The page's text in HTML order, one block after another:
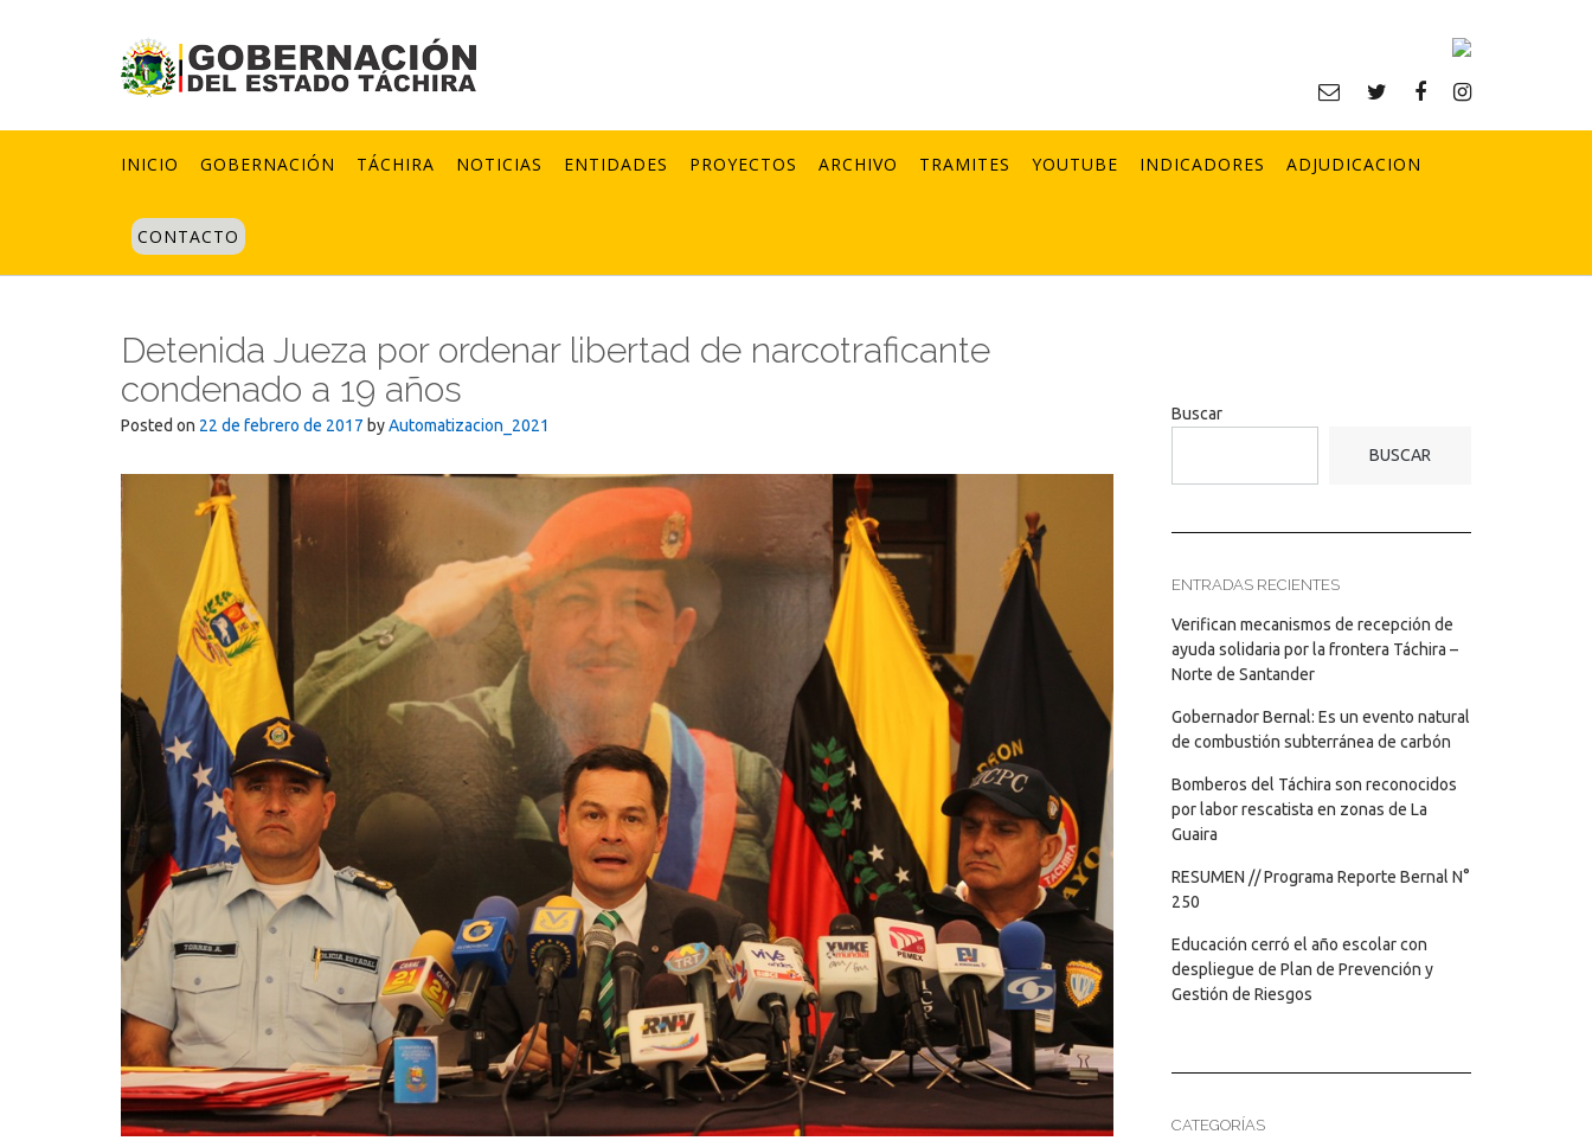
INICIO GOBERNACIÓN TÁCHIRA NOTICIAS ENTIDADES PROYECTOS ARCHIVO TRAMITES YOUTUBE INDICADORES ADJUDICACION
CONTACTO
Detenida Jueza por ordenar libertad de narcotraficante
condenado a 19 años
Posted on 22 de febrero de 2017 byAutomatizacion_2021
Buscar
BUSCAR
ENTRADAS RECIENTES
Verifican mecanismos de recepción de
ayuda solidaria por la frontera Táchira –
Norte de Santander
Gobernador Bernal: Es un evento natural
de combustión subterránea de carbón
Bomberos del Táchira son reconocidos
por labor rescatista en zonas de La
Guaira
RESUMEN // Programa Reporte Bernal N°
250
Educación cerró el año escolar con
despliegue de Plan de Prevención y
Gestión de Riesgos
CATEGORÍAS